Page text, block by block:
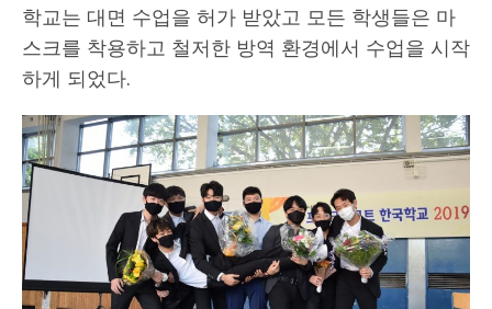
학교는 대면 수업을 허가 받았고 모든 학생들은 마
스크를 착용하고 철저한 방역 환경에서 수업을 시작
하게 되었다.